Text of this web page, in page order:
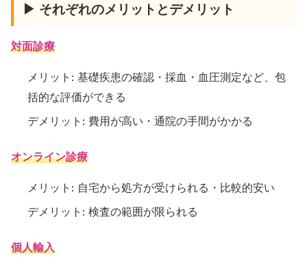
▶ それぞれのメリットとデメリット
対面診療
メリット: 基礎疾患の確認・採血・血圧測定など、包
括的な評価ができる
デメリット: 費用が高い・通院の手間がかかる
オンライン診療
メリット: 自宅から処方が受けられる・比較的安い
デメリット: 検査の範囲が限られる
個人輸入